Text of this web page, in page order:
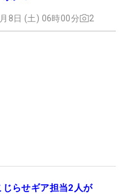
8日 (土) 06時00分 2
じらせギア担当2人が